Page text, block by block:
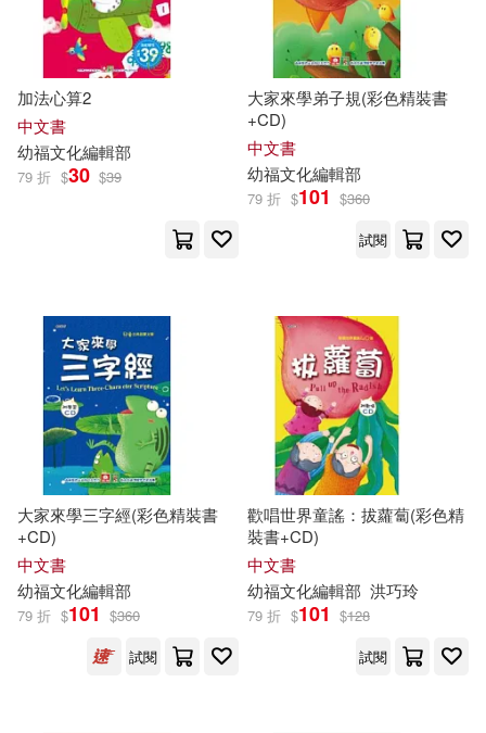
加法心算2
中文書
幼福文化編輯部
79 折 $30 $39
大家來學弟子規(彩色精裝書
+CD)
中文書
幼福文化編輯部
79 折 $101 $360
試閱
大家來學三字經(彩色精裝書
+CD)
中文書
幼福文化編輯部
79 折 $101 $360
試閱
歡唱世界童謠：拔蘿蔔(彩色精
裝書+CD)
中文書
幼福文化編輯部 洪巧玲
79 折 $101 $128
試閱